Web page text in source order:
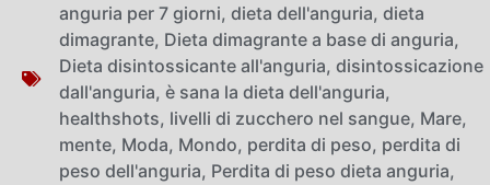
anguria per 7 giorni, dieta dell'anguria, dieta
dimagrante, Dieta dimagrante a base di anguria,
Dieta disintossicante all'anguria, disintossicazione
dall'anguria, è sana la dieta dell'anguria,
healthshots, livelli di zucchero nel sangue, Mare,
mente, Moda, Mondo, perdita di peso, perdita di
peso dell'anguria, Perdita di peso dieta anguria,